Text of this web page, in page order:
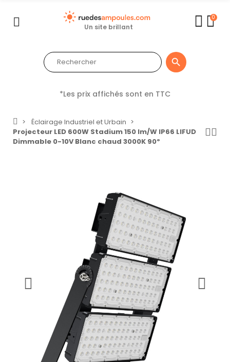
Un site brillant
0

*Les prix affichés sont en TTC
Éclairage Industriel et Urbain
Projecteur LED 600W Stadium 150 lm/W IP66 LIFUD
Dimmable 0-10V Blanc chaud 3000K 90º